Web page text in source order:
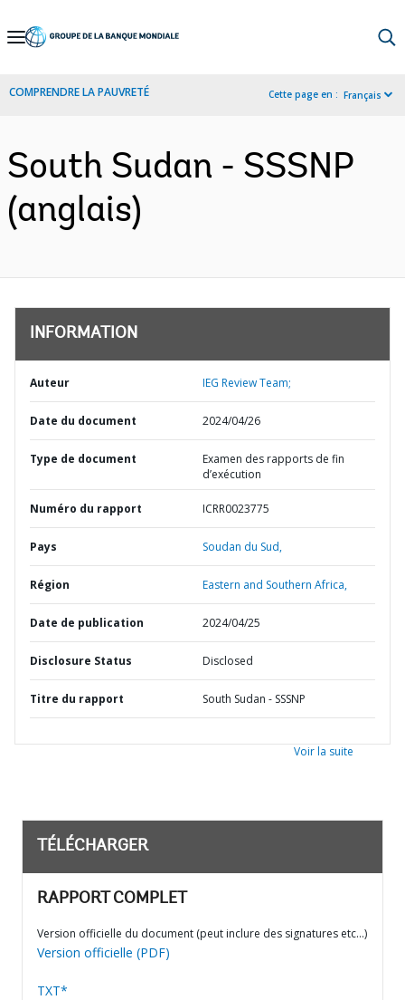
Skip
Navigation
COMPRENDRE LA PAUVRETÉ Cette page en : Français
South Sudan - SSSNP
(anglais)
INFORMATION
Auteur IEG Review Team;
Date du document 2024/04/26
Type de document
Examen des rapports de fin
d’exécution
Numéro du rapport ICRR0023775
Pays Soudan du Sud,
Région Eastern and Southern Africa,
Date de publication 2024/04/25
Disclosure Status Disclosed
Titre du rapport South Sudan - SSSNP
Voir la suite
TÉLÉCHARGER
RAPPORT COMPLET
Version officielle du document (peut inclure des signatures etc…)
Version officielle (PDF)
TXT*